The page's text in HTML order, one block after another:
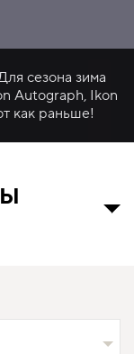
сезона зима
Autograph, Ikon
как раньше!